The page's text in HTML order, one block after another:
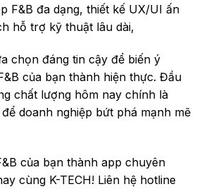
F&B đa dạng, thiết kế UX/UI ấn
hỗ trợ kỹ thuật lâu dài,
chọn đáng tin cậy để biến ý
của bạn thành hiện thực. Đầu
chất lượng hôm nay chính là
doanh nghiệp bứt phá mạnh mẽ
của bạn thành app chuyên
cùng K-TECH! Liên hệ hotline